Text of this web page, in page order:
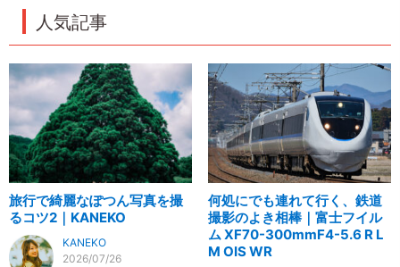
人気記事
旅行で綺麗なぽつん写真を撮
るコツ2｜KANEKO
KANEKO
2026/07/26
何処にでも連れて行く、鉄道
撮影のよき相棒｜富士フイル
ム XF70-300mmF4-5.6 R L
M OIS WR